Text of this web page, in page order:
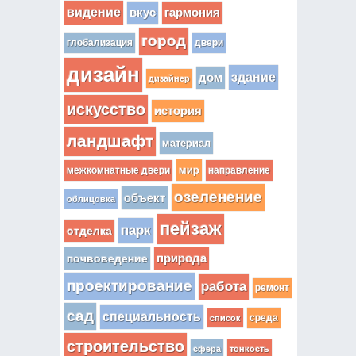
видение вкус гармония
глобализация город двери
дизайн дизайнер дом здание
искусство история
ландшафт материал
межкомнатные двери мир направление
облицовка объект озеленение
отделка парк пейзаж
почвоведение природа
проектирование работа ремонт
сад специальность список среда
строительство сфера тонкость